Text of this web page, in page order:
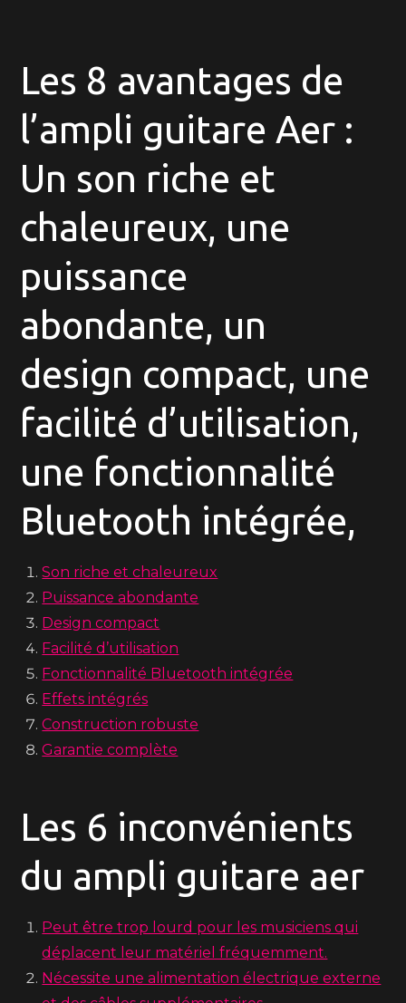
Les 8 avantages de
l’ampli guitare Aer :
Un son riche et
chaleureux, une
puissance
abondante, un
design compact, une
facilité d’utilisation,
une fonctionnalité
Bluetooth intégrée,
Son riche et chaleureux
Puissance abondante
Design compact
Facilité d’utilisation
Fonctionnalité Bluetooth intégrée
Effets intégrés
Construction robuste
Garantie complète
Les 6 inconvénients
du ampli guitare aer
Peut être trop lourd pour les musiciens qui
déplacent leur matériel fréquemment.
Nécessite une alimentation électrique externe